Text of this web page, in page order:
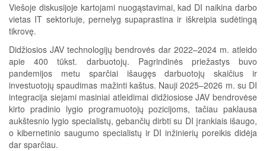
Viešoje diskusijoje kartojami nuogąstavimai, kad DI naikina darbo
vietas IT sektoriuje, pernelyg supaprastina ir iškreipia sudėtingą
tikrovę.
Didžiosios JAV technologijų bendrovės dar 2022–2024 m. atleido
apie 400 tūkst. darbuotojų. Pagrindinės priežastys buvo
pandemijos metu sparčiai išaugęs darbuotojų skaičius ir
investuotojų spaudimas mažinti kaštus. Nauji 2025–2026 m. su DI
integracija siejami masiniai atleidimai didžiosiose JAV bendrovėse
kirto pradinio lygio programuotojų pozicijoms, tačiau paklausa
aukštesnio lygio specialistų, gebančių dirbti su DI įrankiais išaugo,
o kibernetinio saugumo specialistų ir DI inžinierių poreikis didėja
dar sparčiau.